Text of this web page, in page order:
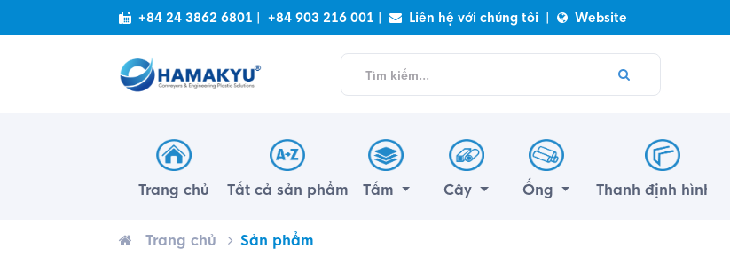
+84 24 3862 6801 | +84 903 216 001 | Liên hệ với chúng tôi | Website
Trang chủ Tất cả sản phẩm Tấm Cây Ống Thanh định hình
Trang chủ Sản phẩm